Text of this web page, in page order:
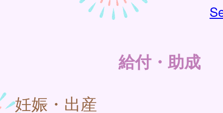
給付・助成
妊娠・出産